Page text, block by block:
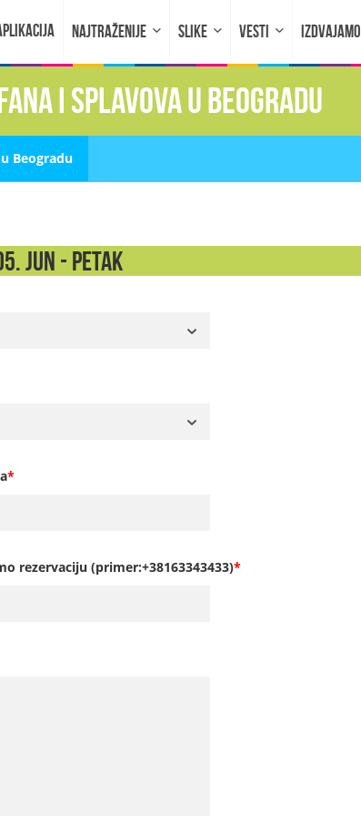
NAJTRAŽENIJE SLIKE VESTI IZDVAJAMO
i splavova u Beogradu
Beogradu
Jun - PETAK
*
rezervaciju (primer:+38163343433)*